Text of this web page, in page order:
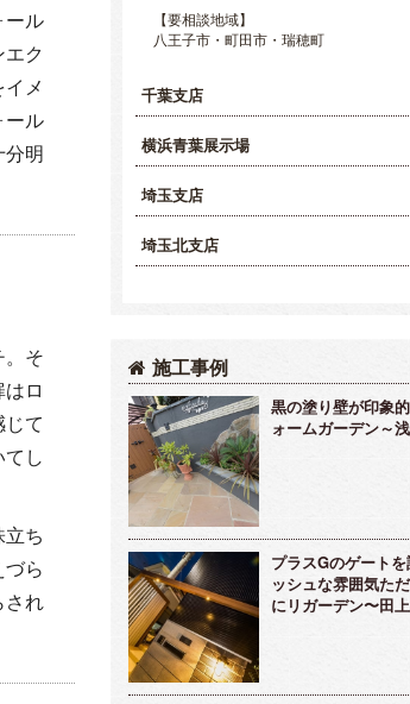
ール
ク
メ
ール
明
そ
ロ
て
し
ち
ら
され
【要相談地域】
八王子市・町田市・瑞穂町
千葉支店
横浜青葉展示場
埼玉支店
埼玉北支店
施工事例
黒の塗り壁が印象
ォームガーデン～
プラスGのゲート
ッシュな雰囲気た
にリガーデン〜田